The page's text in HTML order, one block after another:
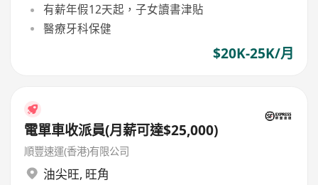
有薪年假12天起，子女讀書津貼
醫療牙科保健
$20K-25K/月
電單車收派員(月薪可達$25,000)
順豐速運(香港)有限公司
油尖旺, 旺角